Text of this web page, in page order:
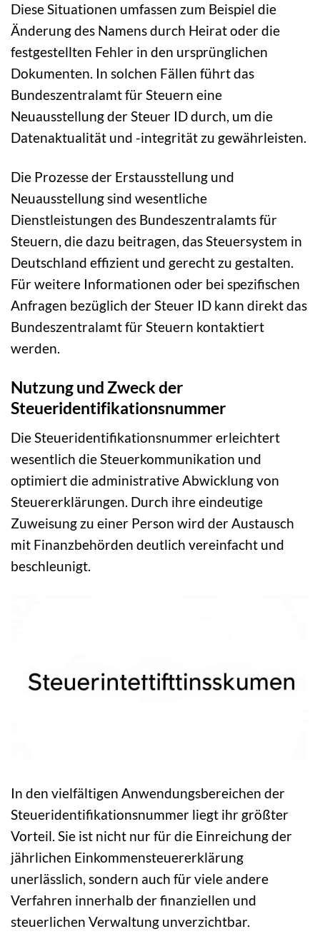
Diese Situationen umfassen zum Beispiel die
Änderung des Namens durch Heirat oder die
festgestellten Fehler in den ursprünglichen
Dokumenten. In solchen Fällen führt das
Bundeszentralamt für Steuern eine
Neuausstellung der Steuer ID durch, um die
Datenaktualität und -integrität zu gewährleisten.
Die Prozesse der Erstausstellung und
Neuausstellung sind wesentliche
Dienstleistungen des Bundeszentralamts für
Steuern, die dazu beitragen, das Steuersystem in
Deutschland effizient und gerecht zu gestalten.
Für weitere Informationen oder bei spezifischen
Anfragen bezüglich der Steuer ID kann direkt das
Bundeszentralamt für Steuern kontaktiert
werden.
Nutzung und Zweck der
Steueridentifikationsnummer
Die Steueridentifikationsnummer erleichtert
wesentlich die Steuerkommunikation und
optimiert die administrative Abwicklung von
Steuererklärungen. Durch ihre eindeutige
Zuweisung zu einer Person wird der Austausch
mit Finanzbehörden deutlich vereinfacht und
beschleunigt.
In den vielfältigen Anwendungsbereichen der
Steueridentifikationsnummer liegt ihr größter
Vorteil. Sie ist nicht nur für die Einreichung der
jährlichen Einkommensteuererklärung
unerlässlich, sondern auch für viele andere
Verfahren innerhalb der finanziellen und
steuerlichen Verwaltung unverzichtbar.